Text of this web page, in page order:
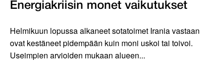
Energiakriisin monet vaikutukset
Helmikuun lopussa alkaneet sotatoimet Irania vastaan
ovat kestäneet pidempään kuin moni uskoi tai toivoi.
Useimpien arvioiden mukaan alueen...